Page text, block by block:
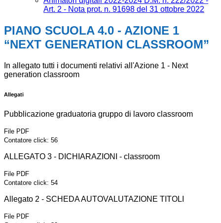
Art. 2 - Nota prot. n. 91698 del 31 ottobre 2022
PIANO SCUOLA 4.0 - AZIONE 1
“NEXT GENERATION CLASSROOM”
In allegato tutti i documenti relativi all'Azione 1 - Next
generation classroom
Allegati
Pubblicazione graduatoria gruppo di lavoro classroom
File PDF
Contatore click: 56
ALLEGATO 3 - DICHIARAZIONI - classroom
File PDF
Contatore click: 54
Allegato 2 - SCHEDA AUTOVALUTAZIONE TITOLI
File PDF